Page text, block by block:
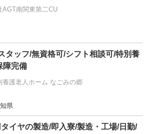
AGT南関東第二CU
タッフ/無資格可/シフト相談可/特別養
障完備
護老人ホーム なごみの郷
県
タイヤの製造/即入寮/製造・工場/日勤/